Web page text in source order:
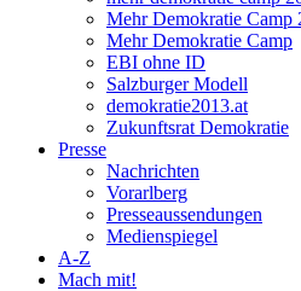
Mehr Demokratie Camp
Mehr Demokratie Camp
EBI ohne ID
Salzburger Modell
demokratie2013.at
Zukunftsrat Demokratie
Presse
Nachrichten
Vorarlberg
Presseaussendungen
Medienspiegel
A-Z
Mach mit!